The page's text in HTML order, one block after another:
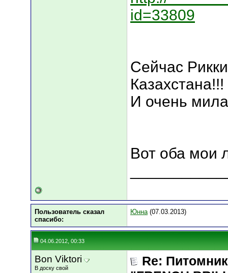
id=33809
Сейчас
Казахстана!!!
И очень
Вот оба мои
Пользователь сказал
cпасибо:
Юнна(07.03.2013)
04.06.2012, 00:33
Bon Viktori
В доску свой
Re: